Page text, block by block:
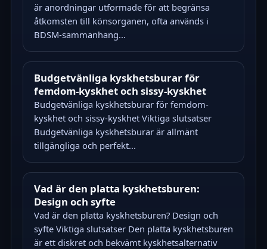
är anordningar utformade för att begränsa
åtkomsten till könsorganen, ofta används i
BDSM-sammanhang...
Budgetvänliga kyskhetsburar för
femdom-kyskhet och sissy-kyskhet
Budgetvänliga kyskhetsburar för femdom-
kyskhet och sissy-kyskhet Viktiga slutsatser
Budgetvänliga kyskhetsburar är allmänt
tillgängliga och perfekt...
Vad är den platta kyskhetsburen:
Design och syfte
Vad är den platta kyskhetsburen? Design och
syfte Viktiga slutsatser Den platta kyskhetsburen
är ett diskret och bekvämt kyskhetsalternativ